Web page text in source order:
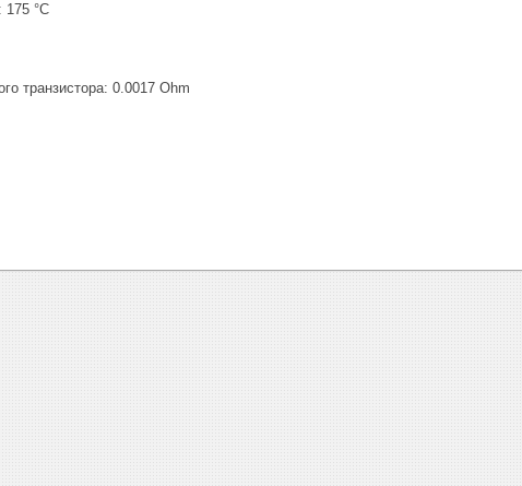
°C
транзистора: 0.0017 Ohm